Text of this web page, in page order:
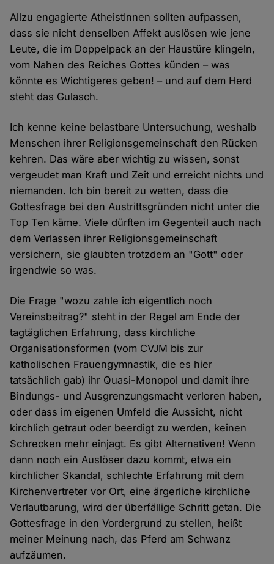
Allzu engagierte AtheistInnen sollten aufpassen,
dass sie nicht denselben Affekt auslösen wie jene
Leute, die im Doppelpack an der Haustüre klingeln,
vom Nahen des Reiches Gottes künden – was
könnte es Wichtigeres geben! – und auf dem Herd
steht das Gulasch.
Ich kenne keine belastbare Untersuchung, weshalb
Menschen ihrer Religionsgemeinschaft den Rücken
kehren. Das wäre aber wichtig zu wissen, sonst
vergeudet man Kraft und Zeit und erreicht nichts und
niemanden. Ich bin bereit zu wetten, dass die
Gottesfrage bei den Austrittsgründen nicht unter die
Top Ten käme. Viele dürften im Gegenteil auch nach
dem Verlassen ihrer Religionsgemeinschaft
versichern, sie glaubten trotzdem an "Gott" oder
irgendwie so was.
Die Frage "wozu zahle ich eigentlich noch
Vereinsbeitrag?" steht in der Regel am Ende der
tagtäglichen Erfahrung, dass kirchliche
Organisationsformen (vom CVJM bis zur
katholischen Frauengymnastik, die es hier
tatsächlich gab) ihr Quasi-Monopol und damit ihre
Bindungs- und Ausgrenzungsmacht verloren haben,
oder dass im eigenen Umfeld die Aussicht, nicht
kirchlich getraut oder beerdigt zu werden, keinen
Schrecken mehr einjagt. Es gibt Alternativen! Wenn
dann noch ein Auslöser dazu kommt, etwa ein
kirchlicher Skandal, schlechte Erfahrung mit dem
Kirchenvertreter vor Ort, eine ärgerliche kirchliche
Verlautbarung, wird der überfällige Schritt getan. Die
Gottesfrage in den Vordergrund zu stellen, heißt
meiner Meinung nach, das Pferd am Schwanz
aufzäumen.